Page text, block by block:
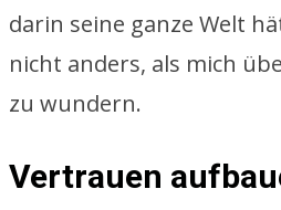
darin seine ganze Welt
nicht anders, als mich
zu wundern.
Vertrauen